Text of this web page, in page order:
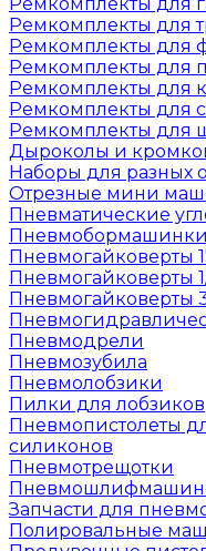
Ремкомплекты для
Ремкомплекты для
Ремкомплекты для
Ремкомплекты для
Ремкомплекты для
Ремкомплекты для
Дыроколы и
Наборы для разных
Отрезные мини
Пневматические
Пневмобормашинки
Пневмогайковерты
Пневмогайковерты
Пневмогайковерты
Пневмодрели
Пневмозубила
Пневмолобзики
Пилки для лобзиков
Пневмопистолеты
силиконов
Пневмотрещотки
Запчасти для
Полировальные